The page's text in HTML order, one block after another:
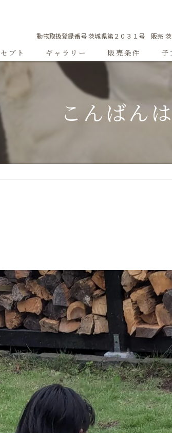
動物取扱登録番号 茨城県第２０３１号 販売
プト ギャラリー
Sweetgallery
成犬紹介
販売条件 子
こんばんは